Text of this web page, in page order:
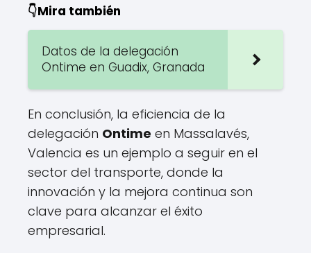
👇Mira también
Datos de la delegación
Ontime en Guadix, Granada
En conclusión, la eficiencia de la
delegación Ontime en Massalavés,
Valencia es un ejemplo a seguir en el
sector del transporte, donde la
innovación y la mejora continua son
clave para alcanzar el éxito
empresarial.